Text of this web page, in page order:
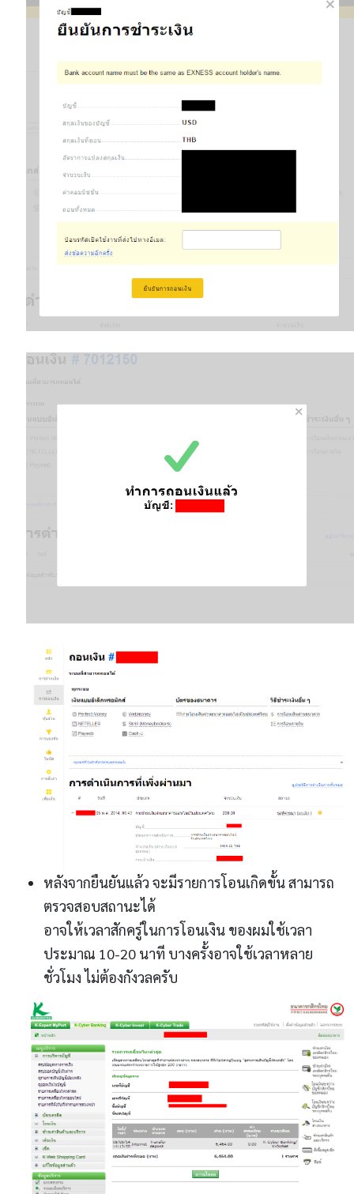
หลังจากยืนยันแล้ว จะมีรายการโอนเกิดขั้น สามารถ
ตรวจสอบสถานะได้
อาจให้เวลาสักครู่ในการโอนเงิน ของผมใช้เวลา
ประมาณ 10-20 นาที บางครั้งอาจใช้เวลาหลาย
ชั่วโมง ไม่ต้องกังวลครับ